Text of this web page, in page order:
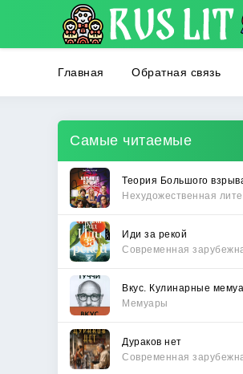
Главная Обратная связь
Самые читаемые
Иди за рекой
Вкус. Кулинарные
Мемуары
Дураков нет